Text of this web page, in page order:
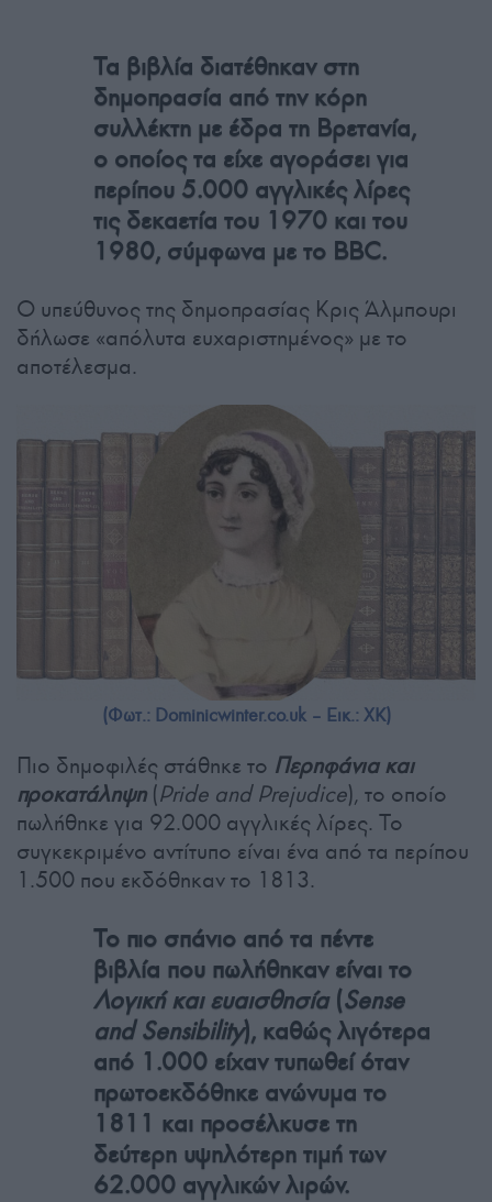
Τα βιβλία διατέθηκαν στη
δημοπρασία από την κόρη
συλλέκτη με έδρα τη Βρετανία,
ο οποίος τα είχε αγοράσει για
περίπου 5.000 αγγλικές λίρες
τις δεκαετία του 1970 και του
1980, σύμφωνα με το BBC.
Ο υπεύθυνος της δημοπρασίας Κρις Άλμπουρι
δήλωσε «απόλυτα ευχαριστημένος» με το
αποτέλεσμα.
(Φωτ.: Dominicwinter.co.uk – Εικ.: XK)
Πιο δημοφιλές στάθηκε το Περηφάνια και
προκατάληψη(Pride and Prejudice), το οποίο
πωλήθηκε για 92.000 αγγλικές λίρες. Το
συγκεκριμένο αντίτυπο είναι ένα από τα περίπου
1.500 που εκδόθηκαν το 1813.
Το πιο σπάνιο από τα πέντε
βιβλία που πωλήθηκαν είναι το
Λογική και ευαισθησία(Sense
and Sensibility), καθώς λιγότερα
από 1.000 είχαν τυπωθεί όταν
πρωτοεκδόθηκε ανώνυμα το
1811 και προσέλκυσε τη
δεύτερη υψηλότερη τιμή των
62.000 αγγλικών λιρών.